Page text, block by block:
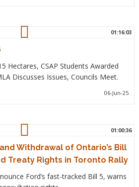
01:16:03
Hectares, CSAP Students Awarded
Discusses Issues, Councils Meet.
06-Jun-25
01:00:36
Withdrawal of Ontario’s Bill
Treaty Rights in Toronto Rally
Ford’s fast-tracked Bill 5, warns